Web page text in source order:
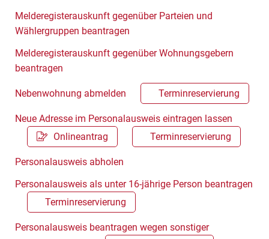
Melderegisterauskunft gegenüber Parteien und
Wählergruppen beantragen
Melderegisterauskunft gegenüber Wohnungsgebern
beantragen
Nebenwohnung abmelden Terminreservierung
Neue Adresse im Personalausweis eintragen lassen
Onlineantrag
Terminreservierung
Personalausweis abholen
Personalausweis als unter 16-jährige Person beantragen
Terminreservierung
Personalausweis beantragen wegen sonstiger